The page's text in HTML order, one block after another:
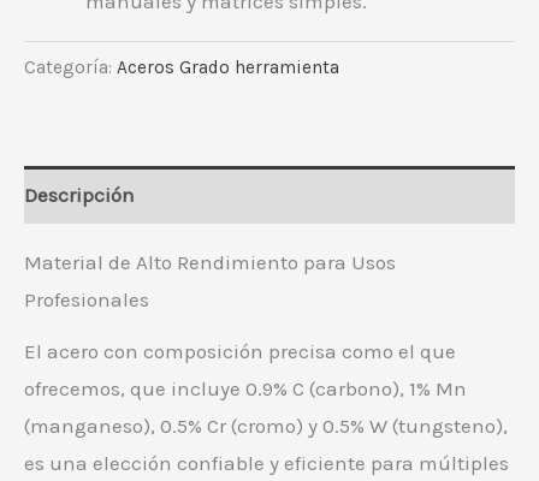
Categoría: Aceros Grado herramienta
Descripción
Material de Alto Rendimiento para Usos
Profesionales
El acero con composición precisa como el que
ofrecemos, que incluye 0.9% C (carbono), 1% Mn
(manganeso), 0.5% Cr (cromo) y 0.5% W (tungsteno),
es una elección confiable y eficiente para múltiples